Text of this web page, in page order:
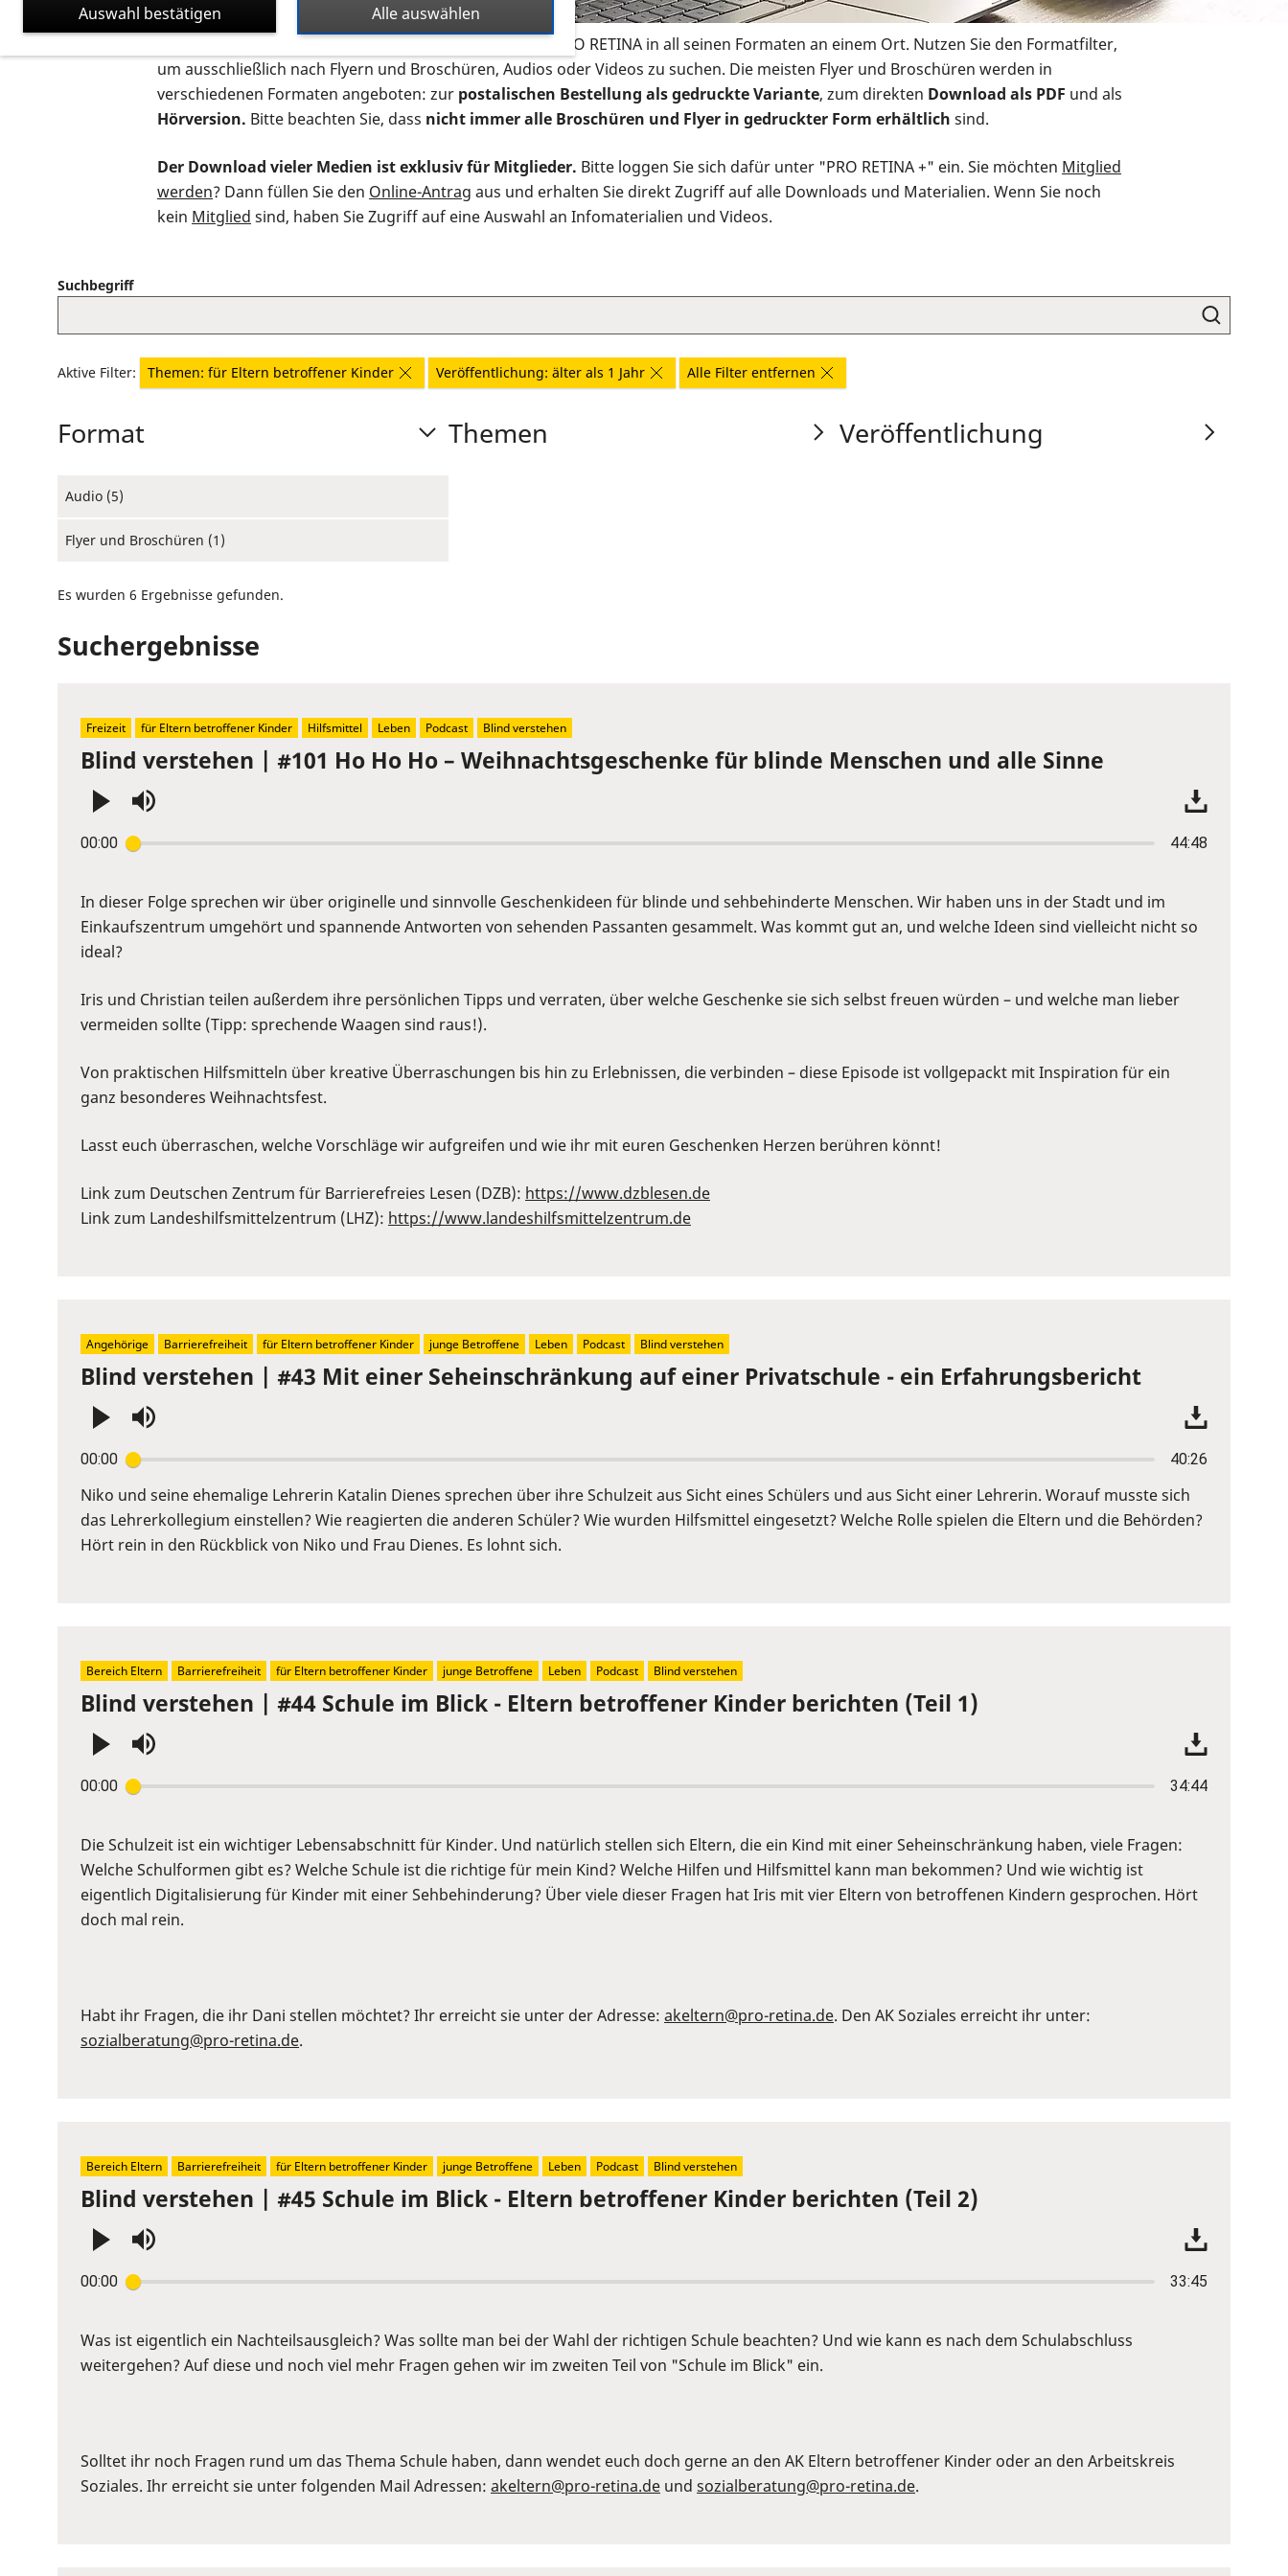
Auf dieser Seite finden Sie sämtliches Infomaterial der PRO RETINA in all seinen Formaten an einem Ort. Nutzen Sie den Formatfilter,
um ausschließlich nach Flyern und Broschüren, Audios oder Videos zu suchen. Die meisten Flyer und Broschüren werden in
verschiedenen Formaten angeboten: zur postalischen Bestellung als gedruckte Variante, zum direkten Download als PDF und als
Hörversion. Bitte beachten Sie, dass nicht immer alle Broschüren und Flyer in gedruckter Form erhältlich sind.
Der Download vieler Medien ist exklusiv für Mitglieder. Bitte loggen Sie sich dafür unter "PRO RETINA +" ein. Sie möchten Mitglied
werden? Dann füllen Sie den Online-Antrag aus und erhalten Sie direkt Zugriff auf alle Downloads und Materialien. Wenn Sie noch
kein Mitglied sind, haben Sie Zugriff auf eine Auswahl an Infomaterialien und Videos.
Suchbegriff
Aktive Filter: Themen: für Eltern betroffener Kinder Veröffentlichung: älter als 1 Jahr Alle Filter entfernen
Format
Audio (5)
Flyer und Broschüren (1)
Themen Veröffentlichung
Es wurden 6 Ergebnisse gefunden.
Suchergebnisse
Blind verstehen | #101 Ho Ho Ho – Weihnachtsgeschenke für blinde Menschen und alle Sinne
00:00 44:48
Enter
Space
to
slider.
In dieser Folge sprechen wir über originelle und sinnvolle Geschenkideen für blinde und sehbehinderte Menschen. Wir haben uns in der Stadt und im
Einkaufszentrum umgehört und spannende Antworten von sehenden Passanten gesammelt. Was kommt gut an, und welche Ideen sind vielleicht nicht so
ideal?
Iris und Christian teilen außerdem ihre persönlichen Tipps und verraten, über welche Geschenke sie sich selbst freuen würden – und welche man lieber
vermeiden sollte (Tipp: sprechende Waagen sind raus!).
Von praktischen Hilfsmitteln über kreative Überraschungen bis hin zu Erlebnissen, die verbinden – diese Episode ist vollgepackt mit Inspiration für ein
ganz besonderes Weihnachtsfest.
Lasst euch überraschen, welche Vorschläge wir aufgreifen und wie ihr mit euren Geschenken Herzen berühren könnt!
Link zum Deutschen Zentrum für Barrierefreies Lesen (DZB): https://www.dzblesen.de
Link zum Landeshilfsmittelzentrum (LHZ): https://www.landeshilfsmittelzentrum.de
Freizeit für Eltern betroffener Kinder Hilfsmittel Leben Podcast Blind verstehen
Blind verstehen | #43 Mit einer Seheinschränkung auf einer Privatschule - ein Erfahrungsbericht
00:00 40:26
Enter
or
Space
to
Niko und seine ehemalige Lehrerin Katalin Dienes sprechen über ihre Schulzeit aus Sicht eines Schülers und aus Sicht einer Lehrerin. Worauf musste sich
das Lehrerkollegium einstellen? Wie reagierten die anderen Schüler? Wie wurden Hilfsmittel eingesetzt? Welche Rolle spielen die Eltern und die Behörden?
Hört rein in den Rückblick von Niko und Frau Dienes. Es lohnt sich.
Angehörige Barrierefreiheit für Eltern betroffener Kinder junge Betroffene Leben Podcast Blind verstehen
Blind verstehen | #44 Schule im Blick - Eltern betroffener Kinder berichten (Teil 1)
00:00 34:44
Enter
Space
to
show
volume
Die Schulzeit ist ein wichtiger Lebensabschnitt für Kinder. Und natürlich stellen sich Eltern, die ein Kind mit einer Seheinschränkung haben, viele Fragen:
Welche Schulformen gibt es? Welche Schule ist die richtige für mein Kind? Welche Hilfen und Hilfsmittel kann man bekommen? Und wie wichtig ist
eigentlich Digitalisierung für Kinder mit einer Sehbehinderung? Über viele dieser Fragen hat Iris mit vier Eltern von betroffenen Kindern gesprochen. Hört
doch mal rein.
Habt ihr Fragen, die ihr Dani stellen möchtet? Ihr erreicht sie unter der Adresse: akeltern@pro-retina.de. Den AK Soziales erreicht ihr unter:
sozialberatung@pro-retina.de.
Bereich Eltern Barrierefreiheit für Eltern betroffener Kinder junge Betroffene Leben Podcast Blind verstehen
Blind verstehen | #45 Schule im Blick - Eltern betroffener Kinder berichten (Teil 2)
00:00 33:45
Enter
Space
to
Was ist eigentlich ein Nachteilsausgleich? Was sollte man bei der Wahl der richtigen Schule beachten? Und wie kann es nach dem Schulabschluss
weitergehen? Auf diese und noch viel mehr Fragen gehen wir im zweiten Teil von "Schule im Blick" ein.
Solltet ihr noch Fragen rund um das Thema Schule haben, dann wendet euch doch gerne an den AK Eltern betroffener Kinder oder an den Arbeitskreis
Soziales. Ihr erreicht sie unter folgenden Mail Adressen: akeltern@pro-retina.de und sozialberatung@pro-retina.de.
Bereich Eltern Barrierefreiheit für Eltern betroffener Kinder junge Betroffene Leben Podcast Blind verstehen
Alle auswählen
Auswahl bestätigen